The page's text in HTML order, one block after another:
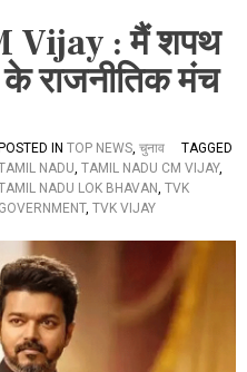
Vijay : मैं शपथ
राजनीतिक मंच
POSTED IN TOP NEWS, चुनाव
TAGGED
NADU, TAMIL NADU CM VIJAY,
NADU LOK BHAVAN, TVK
GOVERNMENT, TVK VIJAY